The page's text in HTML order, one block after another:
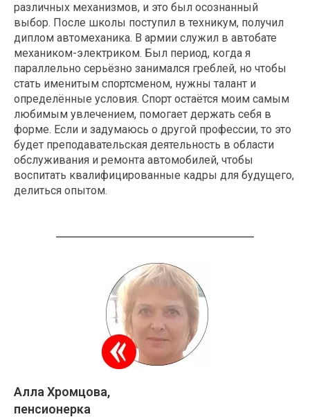
различных механизмов, и это был осознанный
выбор. После школы поступил в техникум, получил
диплом автомеханика. В армии служил в автобате
механиком-электриком. Был период, когда я
параллельно серьёзно занимался греб­лей, но чтобы
стать именитым спортсменом, нужны талант и
определённые условия. Спорт остаётся моим самым
любимым увлечением, помогает держать себя в
форме. Если и задумаюсь о другой профессии, то это
будет преподавательская деятельность в области
обслуживания и ремонта автомобилей, чтобы
воспитать квалифицированные кадры для будущего,
делиться опытом.
Алла Хромцова,
пенсионерка